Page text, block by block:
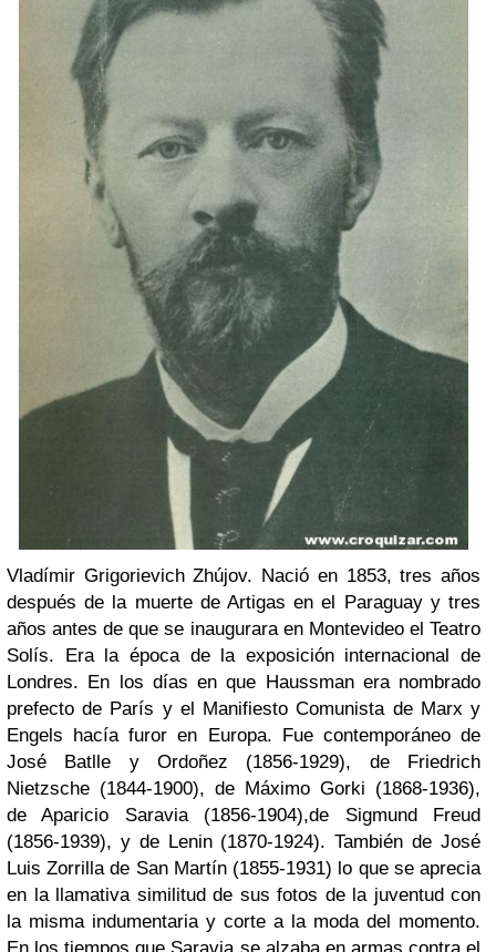
Vladímir Grigorievich Zhújov. Nació en 1853, tres años
después de la muerte de Artigas en el Paraguay y tres
años antes de que se inaugurara en Montevideo el Teatro
Solís. Era la época de la exposición internacional de
Londres. En los días en que Haussman era nombrado
prefecto de París y el Manifiesto Comunista de Marx y
Engels hacía furor en Europa. Fue contemporáneo de
José Batlle y Ordoñez (1856-1929), de Friedrich
Nietzsche (1844-1900), de Máximo Gorki (1868-1936),
de Aparicio Saravia (1856-1904),de Sigmund Freud
(1856-1939), y de Lenin (1870-1924). También de José
Luis Zorrilla de San Martín (1855-1931) lo que se aprecia
en la llamativa similitud de sus fotos de la juventud con
la misma indumentaria y corte a la moda del momento.